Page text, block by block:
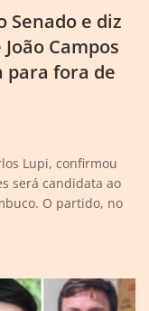
e diz
Campos
para fora de
Lupi, confirmou
será candidata ao
O partido, no